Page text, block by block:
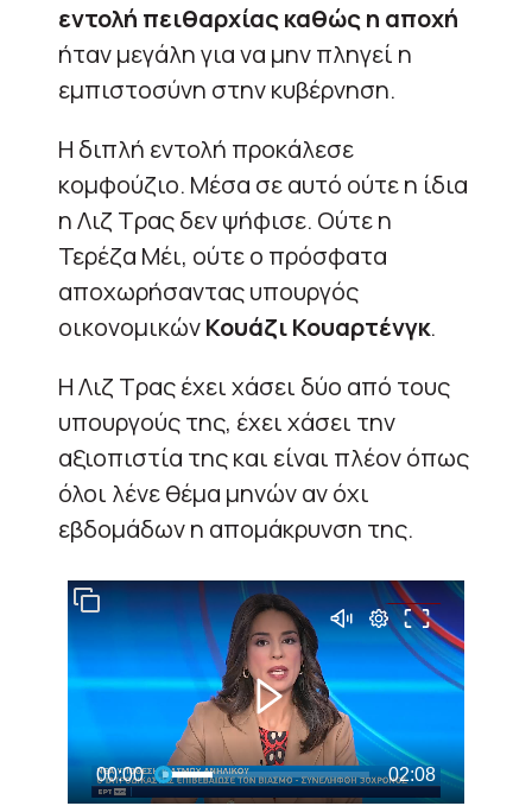
εντολή πειθαρχίας καθώς η αποχή
ήταν μεγάλη για να μην πληγεί η
εμπιστοσύνη στην κυβέρνηση.
Η διπλή εντολή προκάλεσε
κομφούζιο. Μέσα σε αυτό ούτε η ίδια
η Λιζ Τρας δεν ψήφισε. Ούτε η
Τερέζα Μέι, ούτε ο πρόσφατα
αποχωρήσαντας υπουργός
οικονομικώνΚουάζι Κουαρτένγκ.
Η Λιζ Τρας έχει χάσει δύο από τους
υπουργούς της, έχει χάσει την
αξιοπιστία της και είναι πλέον όπως
όλοι λένε θέμα μηνών αν όχι
εβδομάδων η απομάκρυνση της.